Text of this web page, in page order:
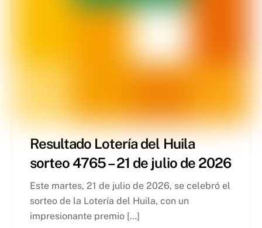
Resultado Lotería del Huila
sorteo 4765 – 21 de julio de 2026
Este martes, 21 de julio de 2026, se celebró el
sorteo de la Lotería del Huila, con un
impresionante premio […]